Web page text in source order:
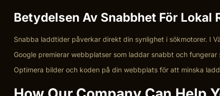
Betydelsen Av Snabbhet För Lokal
Snabba laddtider påverkar direkt din synlighet i sökmotorer. I
Google premierar webbplatser som laddar snabbt och
Optimera bilder och koden på din webbplats för att minska